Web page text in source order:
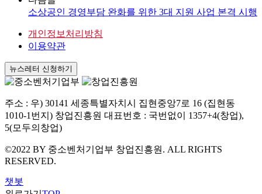
소상공인 경영부담 완화를 위한 3대 지원 사업 본격 시행
개인정보처리방침
이용약관
뉴스레터 신청하기
주소 : 우) 30141 세종특별자치시 집현중앙7로 16 (집현동
1010-1번지) 창업진흥원 대표번호 : 국번없이 1357+4(창업),
5(모두의창업)
©2022 BY 중소벤처기업부 창업진흥원. ALL RIGHTS
RESERVED.
챗봇